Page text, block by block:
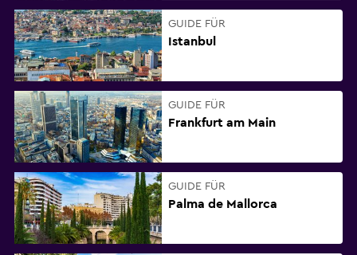
GUIDE FÜR
Istanbul
GUIDE FÜR
Frankfurt am Main
GUIDE FÜR
Palma de Mallorca